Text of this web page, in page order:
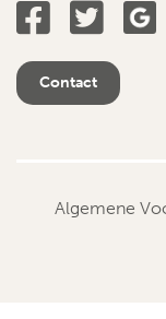
Contact
Algemene